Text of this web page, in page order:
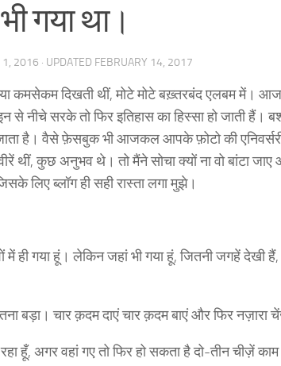
गया था।
1, 2016 · UPDATED FEBRUARY 14, 2017
या कमसेकम दिखती थीं, मोटे मोटे बख़्तरबंद एलबम में।
से नीचे सरके तो फिर इतिहास का हिस्सा हो जाती हैं।
है। वैसे फ़ेसबुक भी आजकल आपके फ़ोटो की
थीं, कुछ अनुभव थे। तो मैंने सोचा क्यों ना वो बांटा
लिए ब्लॉग ही सही रास्ता लगा मुझे।
ही गया हूं। लेकिन जहां भी गया हूं, जितनी जगहें
बड़ा। चार क़दम दाएं चार क़दम बाएं और फिर नज़ारा
हूँ, अगर वहां गए तो फिर हो सकता है दो-तीन चीज़ें